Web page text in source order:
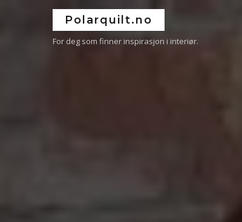
Polarquilt.no
For deg som finner inspirasjon i interiør.